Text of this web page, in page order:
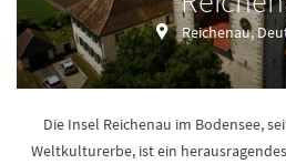
Reichenau,
Die Insel Reichenau im Bodensee,
Weltkulturerbe, ist ein